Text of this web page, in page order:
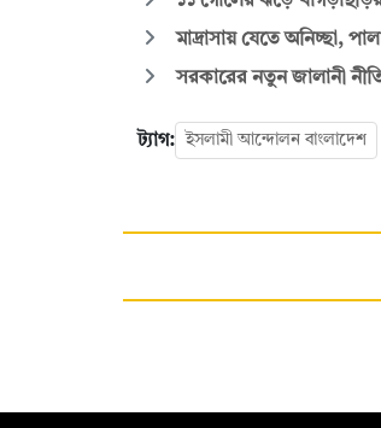
মাদ্রাসায় যেতে অনিচ্ছা,
সরকারের নতুন জালানী
ট্যাগ: ইসলামী আন্দোলন বাংলাদেশ